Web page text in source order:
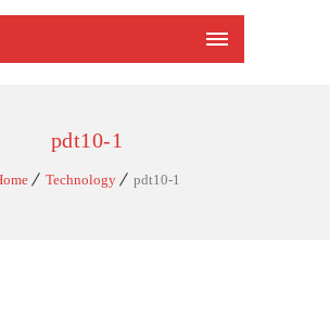
pdt10-1
Technology pdt10-1